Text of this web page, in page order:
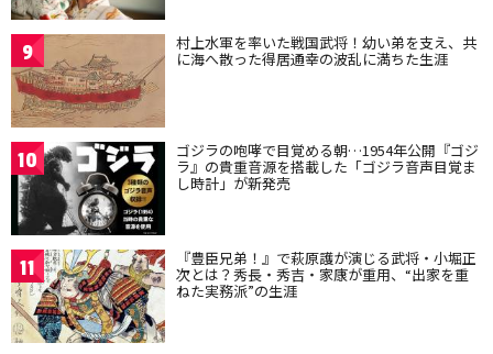
9 村上水軍を率いた戦国武将！幼い弟を支え、共
に海へ散った得居通幸の波乱に満ちた生涯
10 ゴジラの咆哮で目覚める朝…1954年公開『ゴジ
ラ』の貴重音源を搭載した「ゴジラ音声目覚ま
し時計」が新発売
11 『豊臣兄弟！』で萩原護が演じる武将・小堀正
次とは？秀長・秀吉・家康が重用、“出家を重
ねた実務派”の生涯